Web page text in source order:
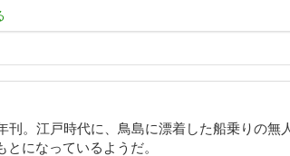
刊。江戸時代に、鳥島に漂着した船乗りの無
になっているようだ。